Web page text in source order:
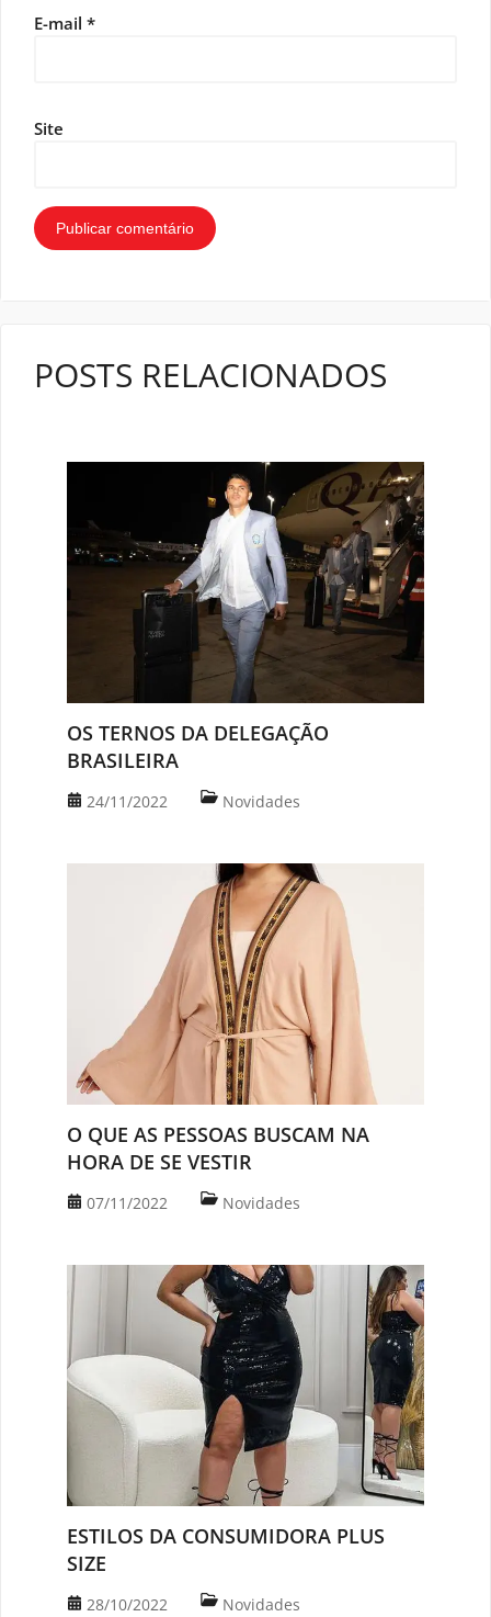
E-mail *
Site
POSTS RELACIONADOS
OS TERNOS DA DELEGAÇÃO
BRASILEIRA
24/11/2022 Novidades
O QUE AS PESSOAS BUSCAM NA
HORA DE SE VESTIR
07/11/2022 Novidades
ESTILOS DA CONSUMIDORA PLUS
SIZE
28/10/2022 Novidades